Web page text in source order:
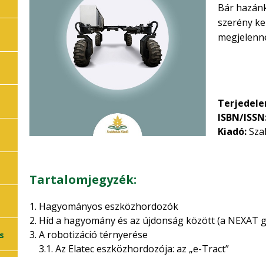
Bár
szerény
erőgépek
ISBN/
Kiadó:
Tartalomjegyzék:
1. Hagyományos eszközhordozók
2. Híd a hagyomány és az újdonság között (a
3. A robotizáció térnyerése
3.1. Az Elatec eszközhordozója: az „e-Tract”